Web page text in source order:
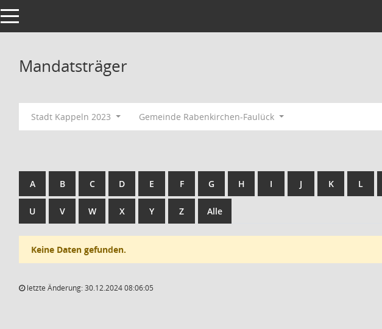
Toggle navigation
Mandatsträger
Stadt Kappeln 2023 Gemeinde Rabenkirchen-Faulück
A B C D E F G H I J K L
U V W X Y Z Alle
Keine Daten gefunden.
letzte Änderung: 30.12.2024 08:06:05